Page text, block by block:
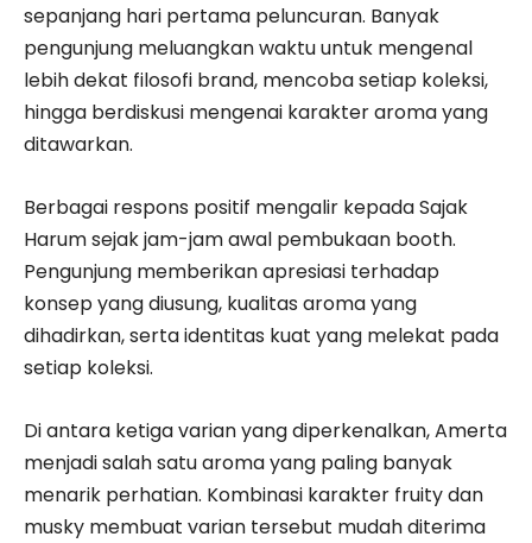
sepanjang hari pertama peluncuran. Banyak
pengunjung meluangkan waktu untuk mengenal
lebih dekat filosofi brand, mencoba setiap koleksi,
hingga berdiskusi mengenai karakter aroma yang
ditawarkan.
Berbagai respons positif mengalir kepada Sajak
Harum sejak jam-jam awal pembukaan booth.
Pengunjung memberikan apresiasi terhadap
konsep yang diusung, kualitas aroma yang
dihadirkan, serta identitas kuat yang melekat pada
setiap koleksi.
Di antara ketiga varian yang diperkenalkan, Amerta
menjadi salah satu aroma yang paling banyak
menarik perhatian. Kombinasi karakter fruity dan
musky membuat varian tersebut mudah diterima